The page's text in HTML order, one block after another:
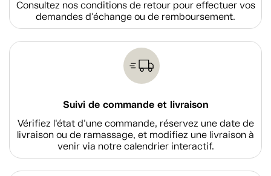
Consultez nos conditions de retour pour effectuer vos
demandes d'échange ou de remboursement.
Suivi de commande et livraison
Vérifiez l'état d'une commande, réservez une date de
livraison ou de ramassage, et modifiez une livraison à
venir via notre calendrier interactif.